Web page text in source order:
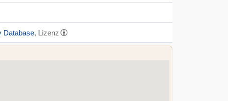
Database, Lizenz